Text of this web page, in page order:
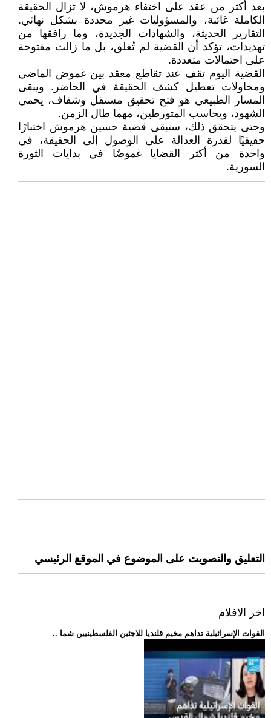
بعد أكثر من عقد على اختفاء هرموش، لا تزال الحقيقة
الكاملة غائبة، والمسؤوليات غير محددة بشكل نهائي.
التقارير الحديثة، والشهادات الجديدة، وما رافقها من
تهديدات، تؤكد أن القضية لم تُغلق، بل ما زالت مفتوحة
على احتمالات متعددة.
القضية اليوم تقف عند تقاطع معقد بين غموض الماضي
ومحاولات تعطيل كشف الحقيقة في الحاضر. ويبقى
المسار الطبيعي هو فتح تحقيق مستقل وشفاف، يحمي
الشهود، ويحاسب المتورطين، مهما طال الزمن.
وحتى يتحقق ذلك، ستبقى قضية حسين هرموش اختبارًا
حقيقيًا لقدرة العدالة على الوصول إلى الحقيقة، في
واحدة من أكثر القضايا غموضًا في بدايات الثورة
السورية.
التعليق والتصويت على الموضوع في الموقع الرئيسي
اخر الافلام
.. القوات الإسرائيلية تداهم مخيم قلنديا للاجئين الفلسطينيين شما